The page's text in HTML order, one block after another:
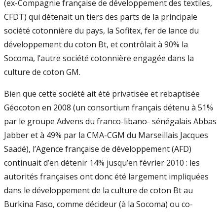
(ex-Compagnie française de développement des textiles,
CFDT) qui détenait un tiers des parts de la principale
société cotonnière du pays, la Sofitex, fer de lance du
développement du coton Bt, et contrôlait à 90% la
Socoma, l’autre société cotonnière engagée dans la
culture de coton GM.
Bien que cette société ait été privatisée et rebaptisée
Géocoton en 2008 (un consortium français détenu à 51%
par le groupe Advens du franco-libano- sénégalais Abbas
Jabber et à 49% par la CMA-CGM du Marseillais Jacques
Saadé), l’Agence française de développement (AFD)
continuait d’en détenir 14% jusqu’en février 2010 : les
autorités françaises ont donc été largement impliquées
dans le développement de la culture de coton Bt au
Burkina Faso, comme décideur (à la Socoma) ou co-